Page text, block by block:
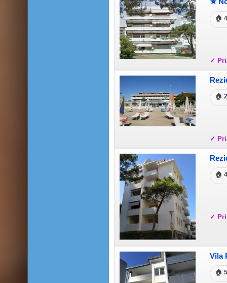
🏠
✓
🏠
✓
🏠
✓
Vila
🏠